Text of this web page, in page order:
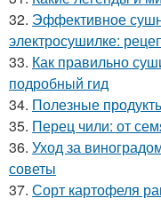
32. Эффективное
электросушилке:
33. Как правильно
подробный гид
34. Полезные
35. Перец чили: от
36. Уход за
советы
37. Сорт картофеля